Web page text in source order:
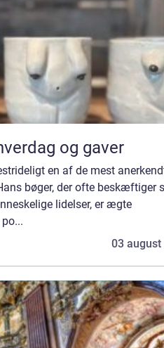
og gaver
en af de mest
bøger, der ofte beskæftiger
lidelser, er ægte
03 august